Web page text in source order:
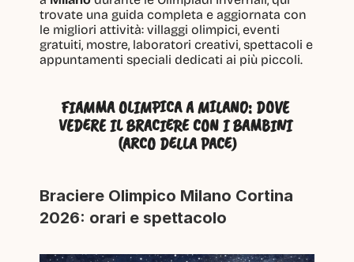
trovate una guida completa e aggiornata con
le migliori attività: villaggi olimpici, eventi
gratuiti, mostre, laboratori creativi, spettacoli e
appuntamenti speciali dedicati ai più piccoli.
FIAMMA OLIMPICA A MILANO: DOVE
VEDERE IL BRACIERE CON I BAMBINI
(ARCO DELLA PACE)
Braciere Olimpico Milano Cortina
2026: orari e spettacolo